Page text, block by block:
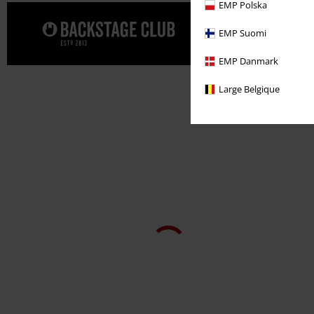
EMP Polska
EMP Suomi
EMP Danmark
Large Belgique
Dopřejte si